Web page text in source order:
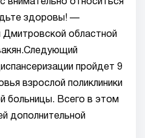
внимательно относиться
здоровы! —
Дмитровской областной
пройдет 9
взрослой поликлиники
больницы. Всего в этом
дополнительной